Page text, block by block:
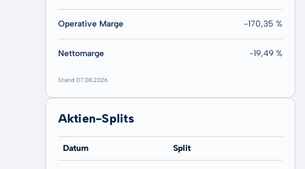
Operative Marge -170,35 %
Nettomarge -19,49 %
Stand 07.08.2026
Aktien-Splits
Datum Split